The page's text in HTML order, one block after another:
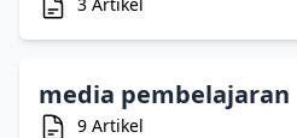
media pembelajaran
9 Artikel